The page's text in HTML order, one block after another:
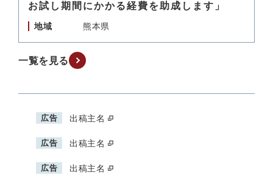
お試し期間にかかる経費を助成します」
地域 熊本県
一覧を見る
広告 出稿主名
広告 出稿主名
広告 出稿主名